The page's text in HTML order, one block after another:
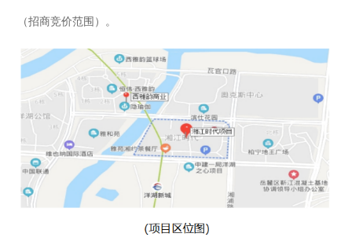
（招商竞价范围）。